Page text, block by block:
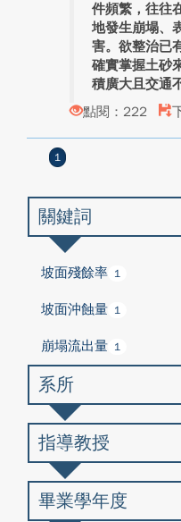
件頻繁，往往
地發生崩塌、
害。欲整治已
確實掌握土砂
積廣大且交通
點閱：222
1
關鍵詞
坡面殘餘率 1
坡面沖蝕量 1
崩塌流出量 1
系所
指導教授
畢業學年度